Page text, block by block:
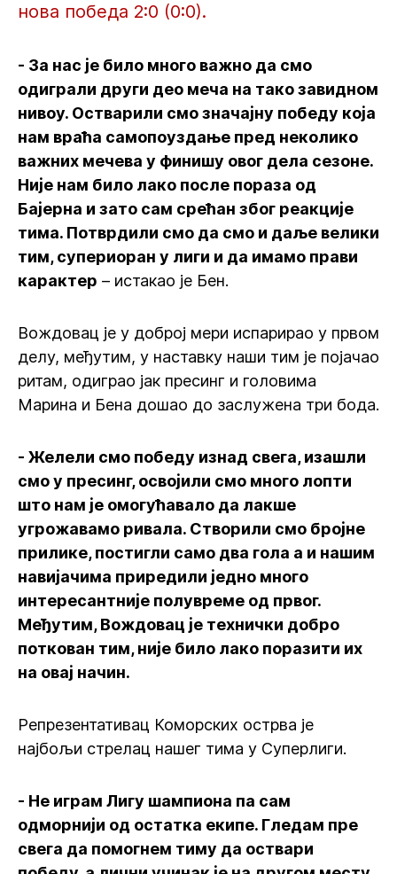
нова победа 2:0 (0:0).
- За нас је било много важно да смо
одиграли други део меча на тако завидном
нивоу. Остварили смо значајну победу која
нам враћа самопоуздање пред неколико
важних мечева у финишу овог дела сезоне.
Није нам било лако после пораза од
Бајерна и зато сам срећан због реакције
тима. Потврдили смо да смо и даље велики
тим, супериоран у лиги и да имамо прави
карактер – истакао је Бен.
Вождовац је у доброј мери испарирао у првом
делу, међутим, у наставку наши тим је појачао
ритам, одиграо јак пресинг и головима
Марина и Бена дошао до заслужена три бода.
- Желели смо победу изнад свега, изашли
смо у пресинг, освојили смо много лопти
што нам је омогућавало да лакше
угрожавамо ривала. Створили смо бројне
прилике, постигли само два гола а и нашим
навијачима приредили једно много
интересантније полувреме од првог.
Међутим, Вождовац је технички добро
поткован тим, није било лако поразити их
на овај начин.
Репрезентативац Коморских острва је
најбољи стрелац нашег тима у Суперлиги.
- Не играм Лигу шампиона па сам
одморнији од остатка екипе. Гледам пре
свега да помогнем тиму да оствари